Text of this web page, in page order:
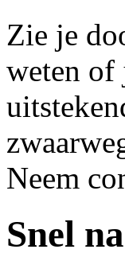
Zie je
weten of
Neem
Snel